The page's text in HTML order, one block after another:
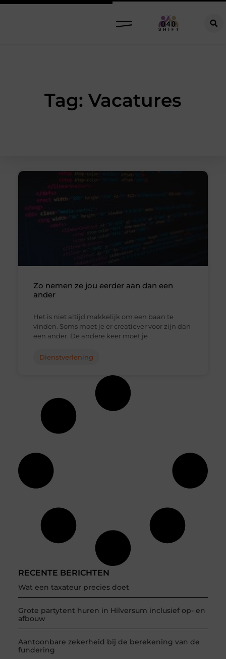
Tag: Vacatures
RECENTE BERICHTEN
Wat een taxateur precies doet
Grote partytent huren in Hilversum inclusief op- en
afbouw
Aantoonbare zekerheid bij de berekening van de
fundering
Zo nemen ze jou eerder aan dan een
ander
Het is niet altijd makkelijk om een baan te
vinden. Soms moet je er creatiever voor zijn dan
een ander. De andere keer moet je
Dienstverlening